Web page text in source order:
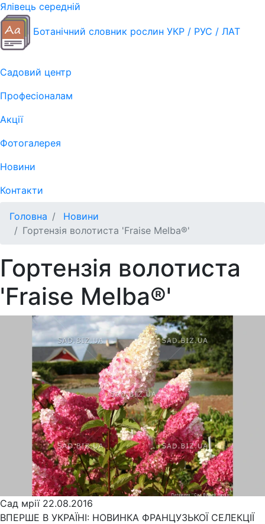
Ялівець середній
Ботанічний словник рослин УКР / РУС / ЛАТ
Садовий центр
Професіоналам
Акції
Фотогалерея
Новини
Контакти
Головна
Новини
Гортензія волотиста 'Fraise Melba®'
Гортензія волотиста
'Fraise Melba®'
Сад мрії 22.08.2016
ВПЕРШЕ В УКРАЇНІ: НОВИНКА ФРАНЦУЗЬКОЇ СЕЛЕКЦІЇ